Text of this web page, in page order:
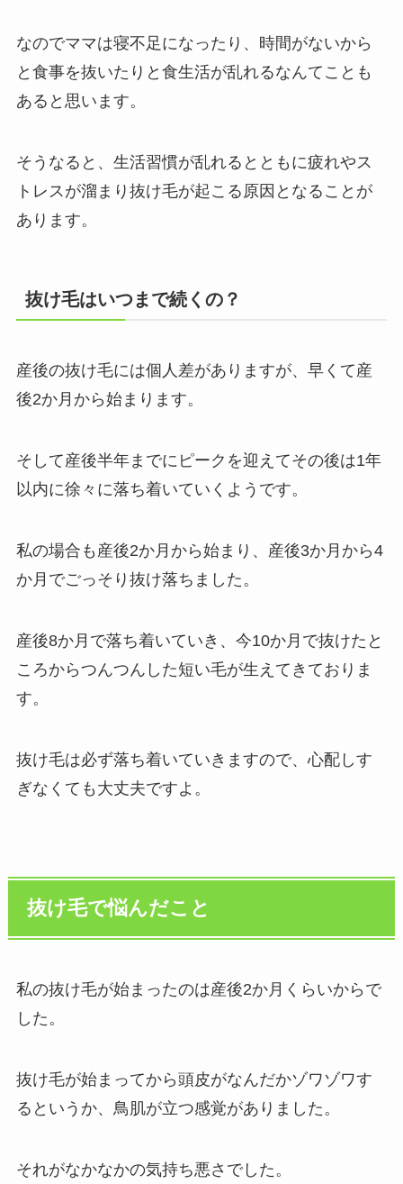
なのでママは寝不足になったり、時間がないから
と食事を抜いたりと食生活が乱れるなんてことも
あると思います。
そうなると、生活習慣が乱れるとともに疲れやス
トレスが溜まり抜け毛が起こる原因となることが
あります。
抜け毛はいつまで続くの？
産後の抜け毛には個人差がありますが、早くて産
後2か月から始まります。
そして産後半年までにピークを迎えてその後は1年
以内に徐々に落ち着いていくようです。
私の場合も産後2か月から始まり、産後3か月から4
か月でごっそり抜け落ちました。
産後8か月で落ち着いていき、今10か月で抜けたと
ころからつんつんした短い毛が生えてきておりま
す。
抜け毛は必ず落ち着いていきますので、心配しす
ぎなくても大丈夫ですよ。
抜け毛で悩んだこと
私の抜け毛が始まったのは産後2か月くらいからで
した。
抜け毛が始まってから頭皮がなんだかゾワゾワす
るというか、鳥肌が立つ感覚がありました。
それがなかなかの気持ち悪さでした。